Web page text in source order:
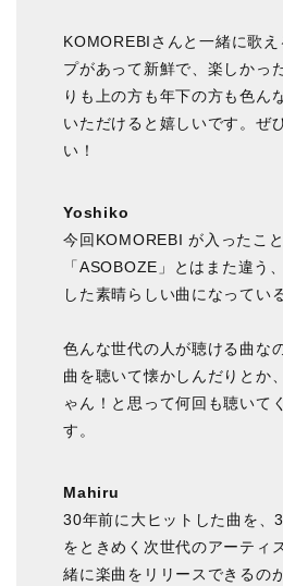
KOMOREBIさんと一緒に歌
プがあって新鮮で、楽しかっ
りも上の方も年下の方も色ん
いただけると嬉しいです。ぜ
い！
Yoshiko
今回KOMOREBI が入ったこ
「ASOBOZE」とはまた違う
した素晴らしい曲になってい
色んな世代の人が聴ける曲な
曲を聴いて懐かしんだりとか
ゃん！と思って何回も聴いて
す。
Mahiru
30年前に大ヒットした曲を、
をときめく次世代のアーティ
緒に楽曲をリリースできるの